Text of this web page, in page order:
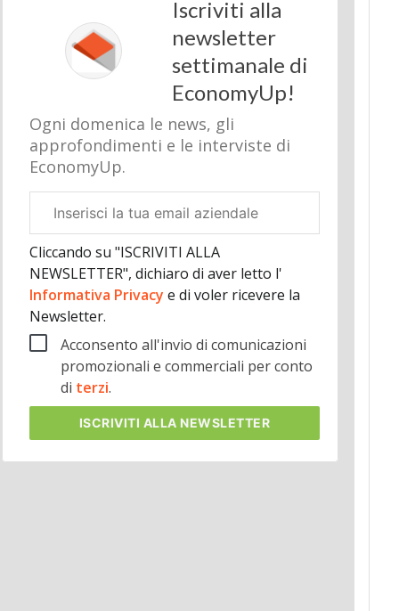
Iscriviti alla
newsletter
settimanale di
EconomyUp!
Ogni domenica le news, gli
approfondimenti e le interviste di
EconomyUp.
aziendale
Cliccando su "ISCRIVITI ALLA
NEWSLETTER", dichiaro di aver letto l'
Informativa Privacy e di voler ricevere la
Newsletter.
Acconsento all'invio di comunicazioni
promozionali e commerciali per conto
di terzi.
ISCRIVITI ALLA NEWSLETTER